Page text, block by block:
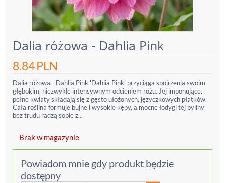
Dalia różowa - Dahlia Pink
8.84PLN
Dalia różowa - Dahlia Pink 'Dahlia Pink' przyciąga spojrzenia swoim
głębokim, niezwykle intensywnym odcieniem różu. Jej imponujące,
pełne kwiaty składają się z gęsto ułożonych, języczkowych płatków.
Cała roślina formuje bujne i wysokie kępy, a mocne łodygi tej byliny
bez trudu radzą sobie z...
Brak w magazynie
Powiadom mnie gdy produkt będzie
dostępny